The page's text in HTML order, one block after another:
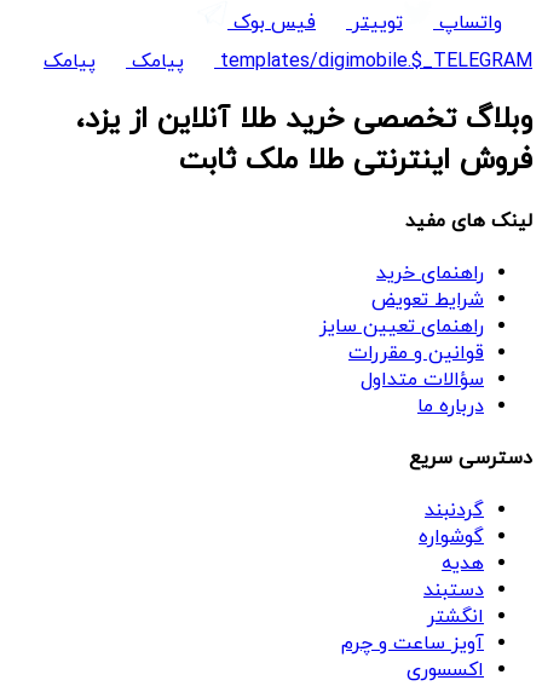
واتساپ
توییتر
فیس بوک
templates/digimobile.$_TELEGRAM
پیامک پیامک
وبلاگ تخصصی خرید طلا آنلاین از یزد،
فروش اینترنتی طلا ملک ثابت
لینک های مفید
راهنمای خرید
شرایط تعویض
راهنمای تعیین سایز
قوانین و مقررات
سؤالات متداول
درباره ما
دسترسی سریع
گردنبند
گوشواره
هدیه
دستبند
انگشتر
آویز ساعت و چرم
اکسسوری